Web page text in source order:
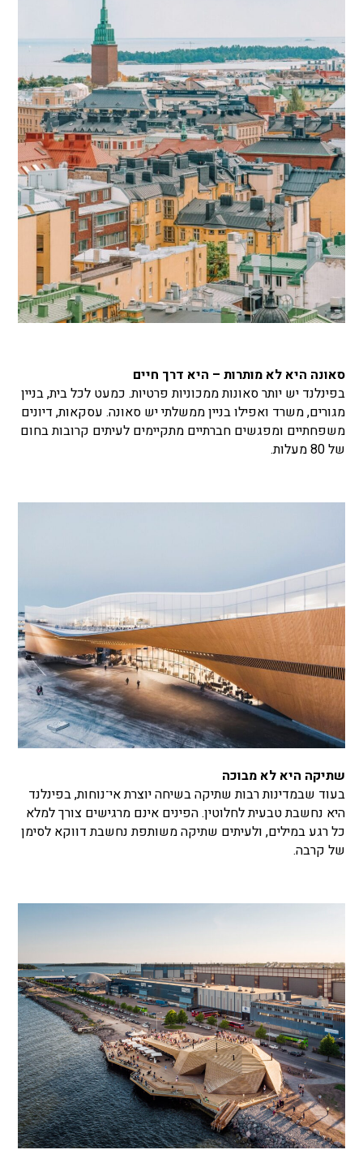
סאונה היא לא מותרות – היא דרך חיים
בפינלנד יש יותר סאונות ממכוניות פרטיות. כמעט לכל בית, בניין
מגורים, משרד ואפילו בניין ממשלתי יש סאונה. עסקאות, דיונים
משפחתיים ומפגשים חברתיים מתקיימים לעיתים קרובות בחום
של 80 מעלות.
שתיקה היא לא מבוכה
בעוד שבמדינות רבות שתיקה בשיחה יוצרת אי־נוחות, בפינלנד
היא נחשבת טבעית לחלוטין. הפינים אינם מרגישים צורך למלא
כל רגע במילים, ולעיתים שתיקה משותפת נחשבת דווקא לסימן
של קרבה.